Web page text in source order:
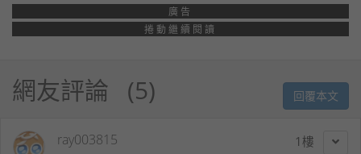
廣告
捲動繼續閱讀
網友評論 5 回覆本文
1
ray003815